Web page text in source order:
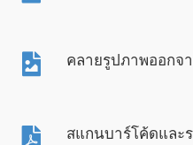
คลายรูปภาพออกจ
สแกนบาร์โค้ดและร